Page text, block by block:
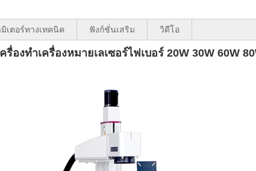
เตอร์ทางเทคนิค ฟังก์ชั่นเสริม วิดีโอ
รื่องทำเครื่องหมายเลเซอร์ไฟเบอร์ 20W 30W 60W